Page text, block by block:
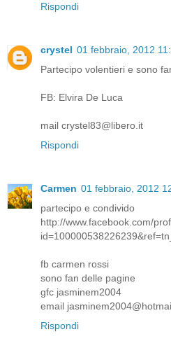
Rispondi
crystel 01 febbraio, 2012
Partecipo volentieri e sono
FB: Elvira De Luca
mail crystel83@libero.it
Rispondi
Carmen 01 febbraio, 2012
partecipo e condivido
http://www.facebook.com/
fb carmen rossi
sono fan delle pagine
gfc jasminem2004
email
Rispondi